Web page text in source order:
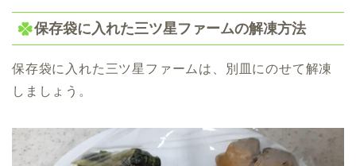
保存袋に入れた三ツ星ファームの解凍方法
保存袋に入れた三ツ星ファームは、別皿にのせて解凍
しましょう。